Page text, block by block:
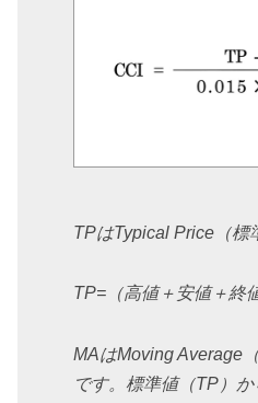
TPはTypical Price（標
TP=（高値＋安値＋終
MAはMoving Average
です。標準値（TP）